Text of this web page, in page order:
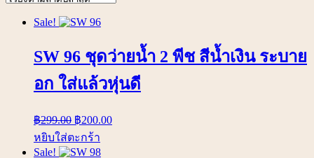
Sale!
SW 96 ชุดว่ายน้ำ 2 พีช สีน้ำเงิน ระบาย
อก ใส่แล้วหุ่นดี
฿299.00 ฿200.00
หยิบใส่ตะกร้า
Sale!